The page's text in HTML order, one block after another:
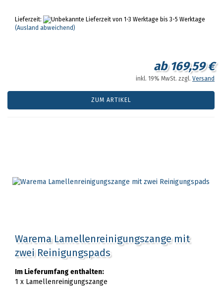
Lieferzeit:
von 1-3 Werktage bis 3-5 Werktage
(Ausland abweichend)
ab 169,59 €
inkl. 19% MwSt. zzgl. Versand
ZUM ARTIKEL
Warema Lamellenreinigungszange mit
zwei Reinigungspads
Im Lieferumfang enthalten:
1 x Lamellenreinigungszange